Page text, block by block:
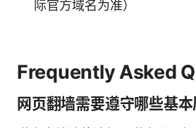
际官方域名为准）
Frequently Asked
网页翻墙需要遵守哪些基本